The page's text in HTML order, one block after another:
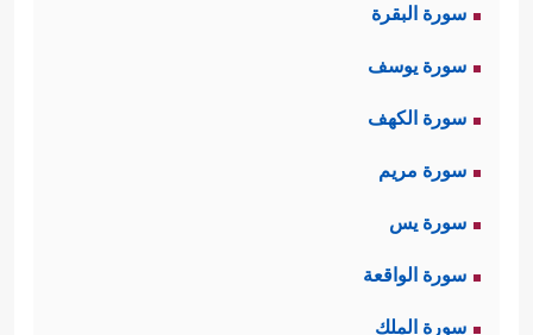
سورة البقرة
سورة يوسف
سورة الكهف
سورة مريم
سورة يس
سورة الواقعة
سورة الملك